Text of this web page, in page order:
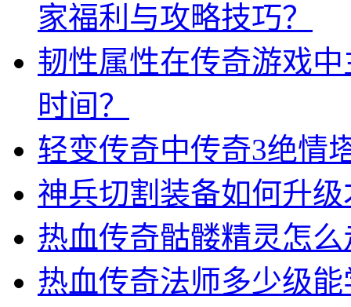
家福利与攻略技巧？
韧性属性在传奇游戏
时间？
轻变传奇中传奇3绝情
神兵切割装备如何升
热血传奇骷髅精灵怎
热血传奇法师多少级